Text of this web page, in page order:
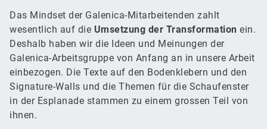
Das Mindset der Galenica-Mitarbeitenden zahlt
wesentlich auf die Umsetzung der Transformation ein.
Deshalb haben wir die Ideen und Meinungen der
Galenica-Arbeitsgruppe von Anfang an in unsere Arbeit
einbezogen. Die Texte auf den Bodenklebern und den
Signature-Walls und die Themen für die Schaufenster
in der Esplanade stammen zu einem grossen Teil von
ihnen.